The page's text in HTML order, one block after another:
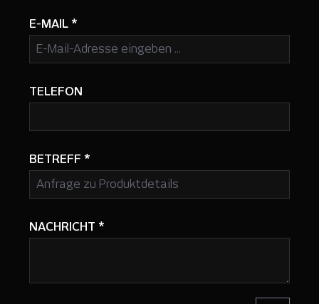
E-MAIL *
TELEFON
BETREFF *
NACHRICHT *